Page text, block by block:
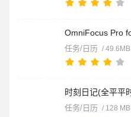
任务/日历 / 49.6MB
任务/日历 / 128 MB